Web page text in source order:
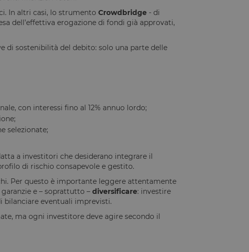
In altri casi, lo strumento Crowdbridge- di
dell’effettiva erogazione di fondi già approvati,
di sostenibilità del debito: solo una parte delle
con interessi fino al 12% annuo lordo;
selezionate;
a investitori che desiderano integrare il
di rischio consapevole e gestito.
Per questo è importante leggere attentamente
e – soprattutto – diversificare: investire
bilanciare eventuali imprevisti.
ma ogni investitore deve agire secondo il
e la gestione
rapporti validi
per identificare un'istanza
linguaggio PHP. Si tratta di
generato in modo
specifico per il sito,
di accesso per un utente
utilizzato per
la sicurezza del sito a